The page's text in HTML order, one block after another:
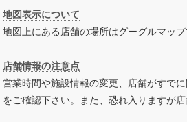
地図表示について
地図上にある店舗の場所はグーグルマッ
店舗情報の注意点
営業時間や施設情報の変更、店舗がすで
をご確認下さい。また、恐れ入りますが